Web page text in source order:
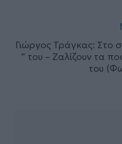
Γιώργος Τράγκας: Στο
” του – Ζαλίζουν τα
του